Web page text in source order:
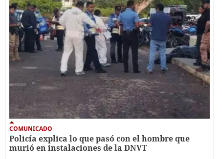
COMUNICADO
Policía explica lo que pasó con el hombre que
murió en instalaciones de la DNVT